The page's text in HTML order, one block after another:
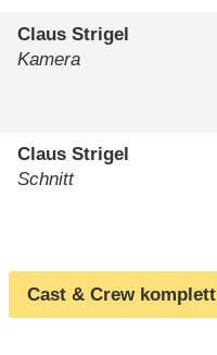
Claus Strigel
Kamera
Claus Strigel
Schnitt
Cast & Crew komplett